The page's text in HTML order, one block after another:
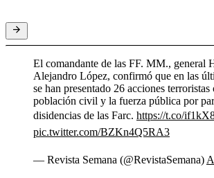
El comandante de las FF. MM., general
Alejandro López, confirmó que en las
se han presentado 26 acciones terroristas
población civil y la fuerza pública por
disidencias de las Farc. https://t.co/
pic.twitter.com/BZKn4Q5RA3
— Revista Semana (@RevistaSemana)